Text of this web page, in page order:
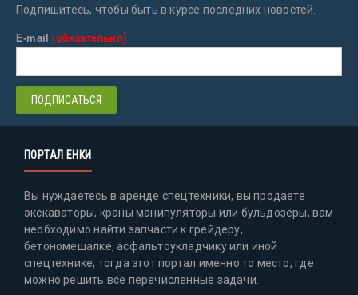
Подпишитесь, чтобы быть в курсе последних новостей.
E-mail(обязательно)
ПОРТАЛ ЕНКИ
Вы нуждаетесь в аренде спецтехники, вы продаете
экскаваторы, краны манипуляторы или бульдозеры, вам
необходимо найти запчасти к грейдеру,
бетономешалке, асфальтоукладчику или иной
спецтехнике, тогда этот портал именно то место, где
можно решить все перечисленные задачи.